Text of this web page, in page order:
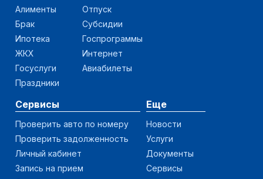
Алименты
Брак
Ипотека
ЖКХ
Госуслуги
Праздники
Отпуск
Субсидии
Госпрограммы
Интернет
Авиабилеты
Сервисы
Проверить авто по номеру
Проверить задолженность
Личный кабинет
Запись на прием
Еще
Новости
Услуги
Документы
Сервисы